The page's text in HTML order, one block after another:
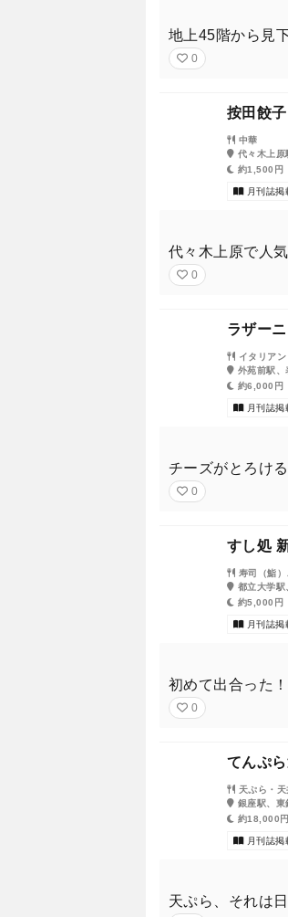
地上45階から見
0
按田餃子
中華
代々木上原
約1,500円
月刊誌掲
代々木上原で人
0
ラザー
イタリア
外苑前駅、
約6,000円
月刊誌掲
チーズがとろけ
0
すし処
寿司（鮨
都立大学駅
約5,000円
月刊誌掲
初めて出合った
0
てんぷ
天ぷら・天
銀座駅、東
約18,000円
月刊誌掲
天ぷら、それは